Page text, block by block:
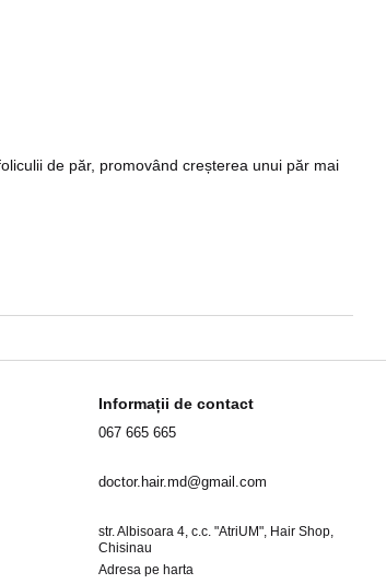
de păr, promovând creșterea unui păr mai
Informații de contact
067 665 665
doctor.hair.md@gmail.com
str. Albisoara 4, c.c. "AtriUM", Hair Shop,
Chisinau
Adresa pe harta